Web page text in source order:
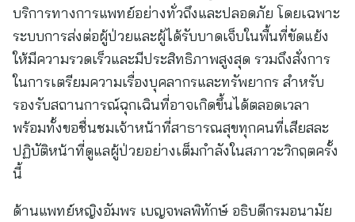
บริการทางการแพทย์อย่างทั่วถึงและปลอดภัย โดยเฉพาะ
ระบบการส่งต่อผู้ป่วยและผู้ได้รับบาดเจ็บในพื้นที่ขัดแย้ง
ให้มีความรวดเร็วและมีประสิทธิภาพสูงสุด รวมถึงสั่งการ
ในการเตรียมความเรื่องบุคลากรและทรัพยากร สำหรับ
รองรับสถานการณ์ฉุกเฉินที่อาจเกิดขึ้นได้ตลอดเวลา
พร้อมทั้งขอชื่นชมเจ้าหน้าที่สาธารณสุขทุกคนที่เสียสละ
ปฏิบัติหน้าที่ดูแลผู้ป่วยอย่างเต็มกำลังในสภาวะวิกฤตครั้ง
นี้
ด้านแพทย์หญิงอัมพร เบญจพลพิทักษ์ อธิบดีกรมอนามัย